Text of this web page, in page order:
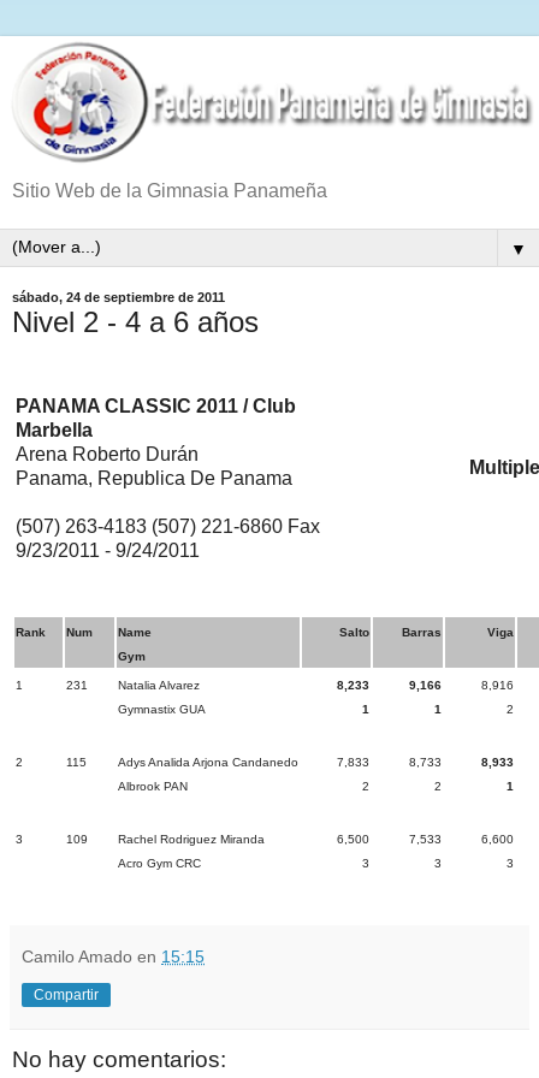
Sitio Web de la Gimnasia Panameña
▼
sábado, 24 de septiembre de 2011
Nivel 2 - 4 a 6 años
PANAMA CLASSIC 2011 / Club
Marbella
Arena Roberto Durán
Panama, Republica De Panama
(507) 263-4183 (507) 221-6860 Fax
9/23/2011 - 9/24/2011
Rank Num
Name
Gym
Salto Barras Viga
1 231
Natalia Alvarez
Gymnastix GUA
8,233
1
9,166
1
8,916
2
2 115
Adys Analida Arjona Candanedo
Albrook PAN
7,833
2
8,733
2
8,933
1
3 109
Rachel Rodriguez Miranda
Acro Gym CRC
6,500
3
7,533
3
6,600
3
Camilo Amado en 15:15
Compartir
No hay comentarios: